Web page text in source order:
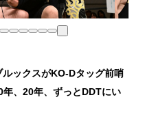
ックスがKO-Dタッグ前哨
、20年、ずっとDDTにい